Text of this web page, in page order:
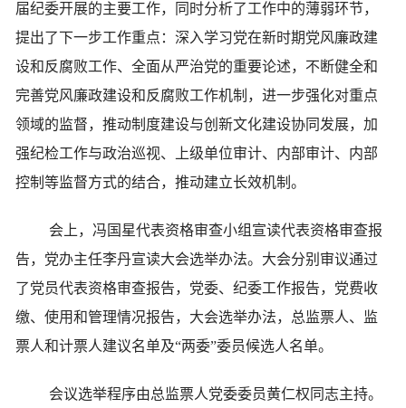
届纪委开展的主要工作，同时分析了工作中的薄弱环节，
提出了下一步工作重点：深入学习党在新时期党风廉政建
设和反腐败工作、全面从严治党的重要论述，不断健全和
完善党风廉政建设和反腐败工作机制，进一步强化对重点
领域的监督，推动制度建设与创新文化建设协同发展，加
强纪检工作与政治巡视、上级单位审计、内部审计、内部
控制等监督方式的结合，推动建立长效机制。
会上，冯国星代表资格审查小组宣读代表资格审查报
告，党办主任李丹宣读大会选举办法。大会分别审议通过
了党员代表资格审查报告，党委、纪委工作报告，党费收
缴、使用和管理情况报告，大会选举办法，总监票人、监
票人和计票人建议名单及“两委”委员候选人名单。
会议选举程序由总监票人党委委员黄仁权同志主持。